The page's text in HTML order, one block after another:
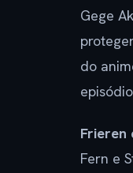
Gege
do
Frieren
Fern e